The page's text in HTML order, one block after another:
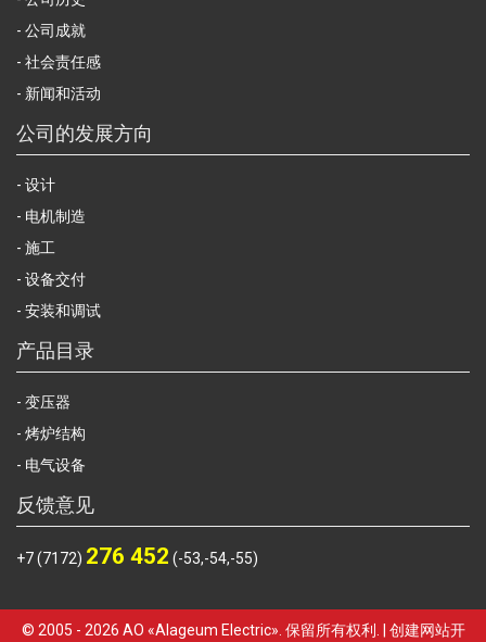
公司成就
社会责任感
新闻和活动
公司的发展方向
设计
电机制造
施工
设备交付
安装和调试
产品目录
变压器
烤炉结构
电气设备
反馈意见
+7 (7172) 276 452 (-53,-54,-55)
© 2005 - 2026 АО «Alageum Electric». 保留所有权利. | 创建网站开